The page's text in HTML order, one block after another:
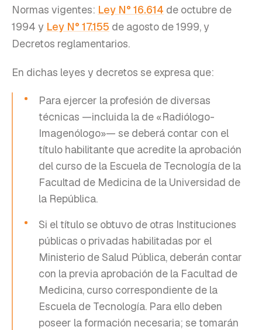
Normas vigentes: Ley N° 16.614 de octubre de
1994 y Ley N° 17.155 de agosto de 1999, y
Decretos reglamentarios.
En dichas leyes y decretos se expresa que:
Para ejercer la profesión de diversas
técnicas —incluida la de «Radiólogo-
Imagenólogo»— se deberá contar con el
título habilitante que acredite la aprobación
del curso de la Escuela de Tecnología de la
Facultad de Medicina de la Universidad de
la República.
Si el título se obtuvo de otras Instituciones
públicas o privadas habilitadas por el
Ministerio de Salud Pública, deberán contar
con la previa aprobación de la Facultad de
Medicina, curso correspondiente de la
Escuela de Tecnología. Para ello deben
poseer la formación necesaria; se tomarán